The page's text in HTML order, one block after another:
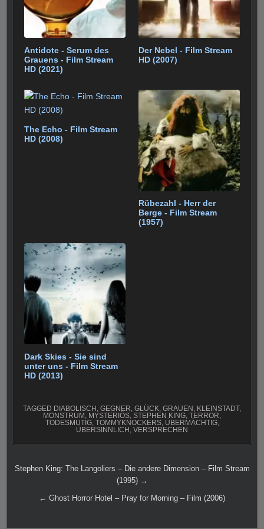
Grauens - Film Stream
HD (2021)
HD (2007)
HD (2013)
MONSTRUM,MYSTERIÖS,STEPHEN KING,TERROR,
Beitragsnavigation
Stephen King: The Langoliers – Die andere Dimension – Film Stream